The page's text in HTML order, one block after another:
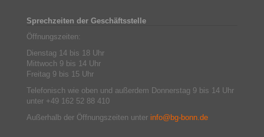
Sprechzeiten der Geschäftsstelle
Öffnungszeiten:
Dienstag 14 bis 18 Uhr
Mittwoch 9 bis 14 Uhr
Freitag 9 bis 15 Uhr
Telefonisch wie oben und außerdem Donnerstag 9 bis 14 Uhr
unter +49 162 52 88 410
Außerhalb der Öffnungszeiten unter info@bg-bonn.de